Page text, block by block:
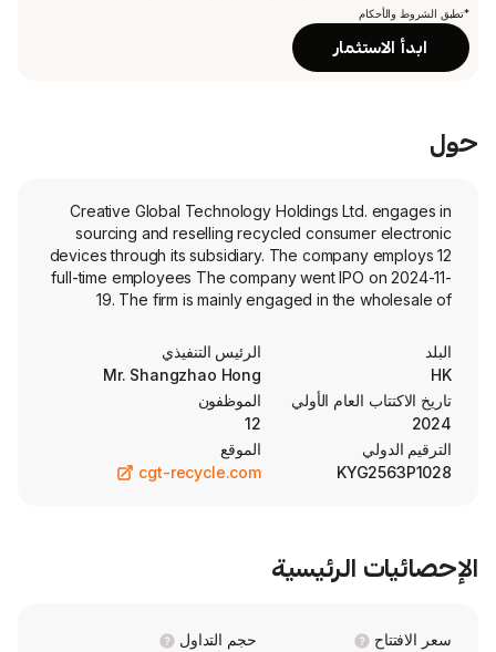
Creative Global Technology Holdings
sourcing and reselling recycled
devices through its subsidiary. The
full-time employees The company went IPO
19. The firm is mainly engaged in the
engaged in online retail business. In
Company is engaged in the provision of
The firm accepts a wide range of
recycling, computers and laptops,
tablets and electronic
Mr. Shangzhao Hong
الأولي
الموظفون
الموقع
cgt-recycle.com
حجم التداول